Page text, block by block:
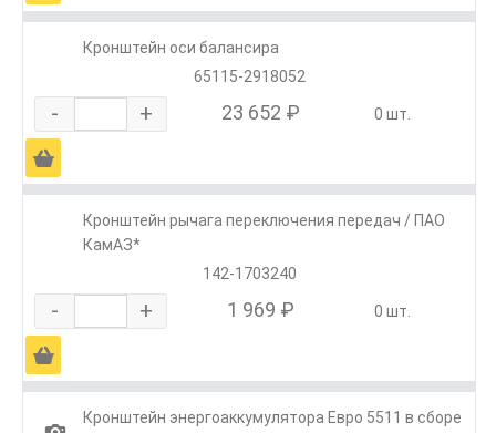
Кронштейн оси балансира
65115-2918052
- + 23 652 ₽ 0 шт.
Ä
Кронштейн рычага переключения передач / ПАО
КамАЗ*
142-1703240
- + 1 969 ₽ 0 шт.
Ä
Кронштейн энергоаккумулятора Евро 5511 в сборе